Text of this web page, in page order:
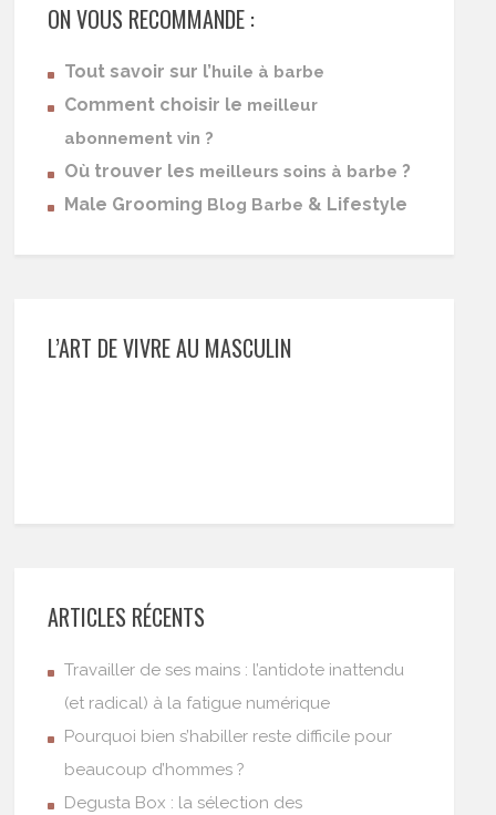
ON VOUS RECOMMANDE :
Tout savoir sur l’huile à barbe
Comment choisir le meilleur
abonnement vin ?
Où trouver les meilleurs soins à barbe ?
Male Grooming Blog Barbe & Lifestyle
L’ART DE VIVRE AU MASCULIN
ARTICLES RÉCENTS
Travailler de ses mains : l’antidote inattendu
(et radical) à la fatigue numérique
Pourquoi bien s’habiller reste difficile pour
beaucoup d’hommes ?
Degusta Box : la sélection des